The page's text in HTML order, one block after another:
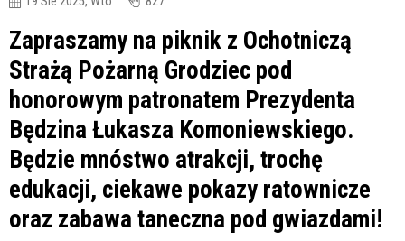
Zapraszamy na piknik z Ochotniczą
Strażą Pożarną Grodziec pod
honorowym patronatem Prezydenta
Będzina Łukasza Komoniewskiego.
Będzie mnóstwo atrakcji, trochę
edukacji, ciekawe pokazy ratownicze
oraz zabawa taneczna pod gwiazdami!